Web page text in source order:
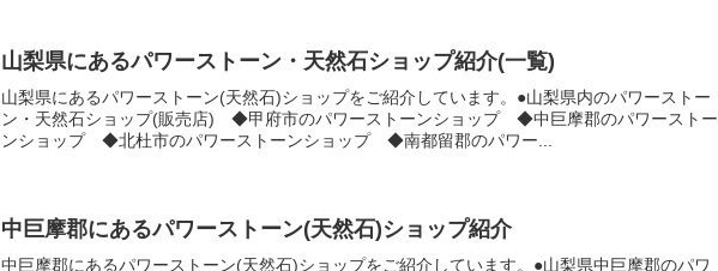
山梨県にあるパワーストーン・天然石ショップ紹介(一覧)
山梨県にあるパワーストーン(天然石)ショップをご紹介しています。●山梨県内のパワーストー
ン・天然石ショップ(販売店) ◆甲府市のパワーストーンショップ ◆中巨摩郡のパワーストー
ンショップ ◆北杜市のパワーストーンショップ ◆南都留郡のパワー...
中巨摩郡にあるパワーストーン(天然石)ショップ紹介
中巨摩郡にあるパワーストーン(天然石)ショップをご紹介しています。●山梨県中巨摩郡のパワ